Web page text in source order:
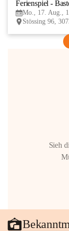
Ferienspiel -
Mo., 17. Aug.,
Stössing 96,
Sieh